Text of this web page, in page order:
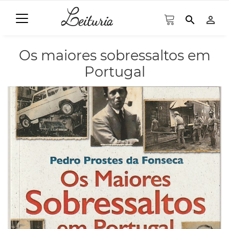
search person_outline
Os maiores sobressaltos em
Portugal